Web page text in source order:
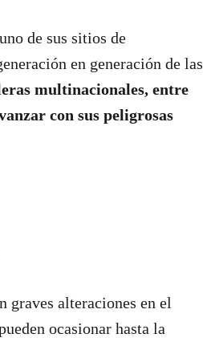
de sus sitios de
en generación de las
multinacionales, entre
con sus peligrosas
graves alteraciones en el
ocasionar hasta la